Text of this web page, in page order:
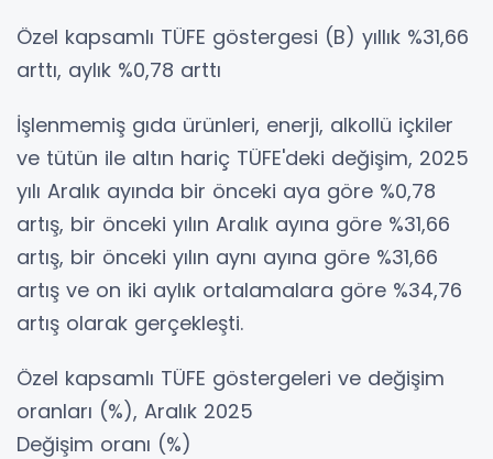
Özel kapsamlı TÜFE göstergesi (B) yıllık %31,66
arttı, aylık %0,78 arttı
İşlenmemiş gıda ürünleri, enerji, alkollü içkiler
ve tütün ile altın hariç TÜFE'deki değişim, 2025
yılı Aralık ayında bir önceki aya göre %0,78
artış, bir önceki yılın Aralık ayına göre %31,66
artış, bir önceki yılın aynı ayına göre %31,66
artış ve on iki aylık ortalamalara göre %34,76
artış olarak gerçekleşti.
Özel kapsamlı TÜFE göstergeleri ve değişim
oranları (%), Aralık 2025
Değişim oranı (%)